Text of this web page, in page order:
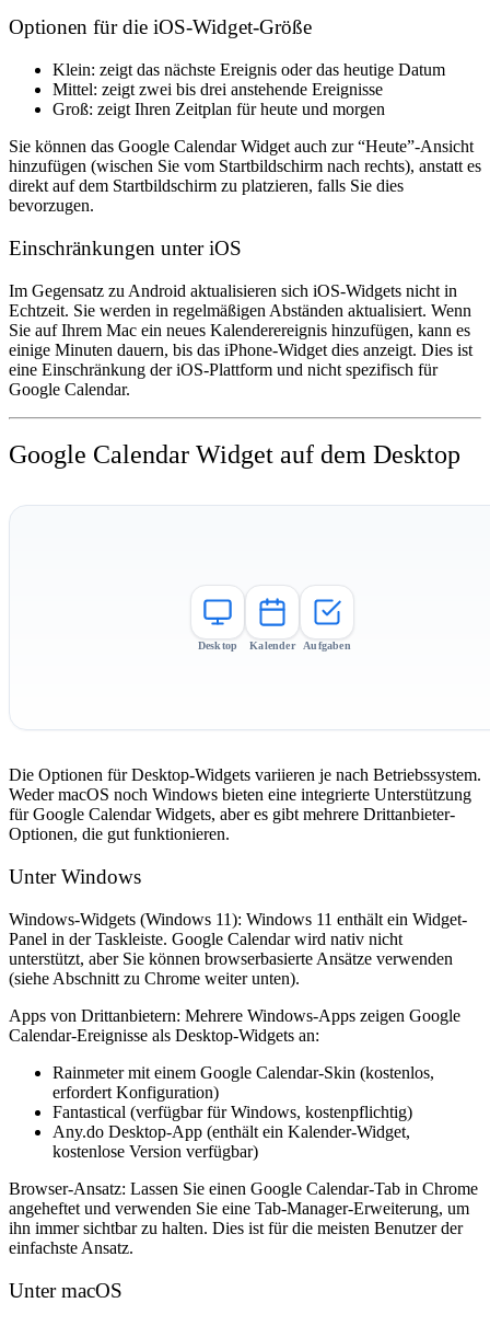
Optionen für die iOS-Widget-Größe
Klein: zeigt das nächste Ereignis oder das heutige Datum
Mittel: zeigt zwei bis drei anstehende Ereignisse
Groß: zeigt Ihren Zeitplan für heute und morgen
Sie können das Google Calendar Widget auch zur “Heute”-Ansicht
hinzufügen (wischen Sie vom Startbildschirm nach rechts), anstatt es
direkt auf dem Startbildschirm zu platzieren, falls Sie dies
bevorzugen.
Einschränkungen unter iOS
Im Gegensatz zu Android aktualisieren sich iOS-Widgets nicht in
Echtzeit. Sie werden in regelmäßigen Abständen aktualisiert. Wenn
Sie auf Ihrem Mac ein neues Kalenderereignis hinzufügen, kann es
einige Minuten dauern, bis das iPhone-Widget dies anzeigt. Dies ist
eine Einschränkung der iOS-Plattform und nicht spezifisch für
Google Calendar.
Google Calendar Widget auf dem Desktop
Desktop Kalender Aufgaben
Die Optionen für Desktop-Widgets variieren je nach Betriebssystem.
Weder macOS noch Windows bieten eine integrierte Unterstützung
für Google Calendar Widgets, aber es gibt mehrere Drittanbieter-
Optionen, die gut funktionieren.
Unter Windows
Windows-Widgets (Windows 11): Windows 11 enthält ein Widget-
Panel in der Taskleiste. Google Calendar wird nativ nicht
unterstützt, aber Sie können browserbasierte Ansätze verwenden
(siehe Abschnitt zu Chrome weiter unten).
Apps von Drittanbietern: Mehrere Windows-Apps zeigen Google
Calendar-Ereignisse als Desktop-Widgets an:
Rainmetermit einem Google Calendar-Skin (kostenlos,
erfordert Konfiguration)
Fantastical (verfügbar für Windows, kostenpflichtig)
Any.do Desktop-App (enthält ein Kalender-Widget,
kostenlose Version verfügbar)
Browser-Ansatz: Lassen Sie einen Google Calendar-Tab in Chrome
angeheftet und verwenden Sie eine Tab-Manager-Erweiterung, um
ihn immer sichtbar zu halten. Dies ist für die meisten Benutzer der
einfachste Ansatz.
Unter macOS